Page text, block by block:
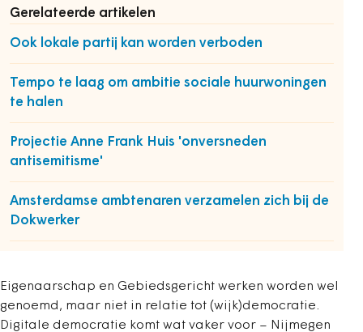
Gerelateerde artikelen
Ook lokale partij kan worden verboden
Tempo te laag om ambitie sociale huurwoningen
te halen
Projectie Anne Frank Huis 'onversneden
antisemitisme'
Amsterdamse ambtenaren verzamelen zich bij de
Dokwerker
Eigenaarschap en Gebiedsgericht werken worden wel
genoemd, maar niet in relatie tot (wijk)democratie.
Digitale democratie komt wat vaker voor – Nijmegen